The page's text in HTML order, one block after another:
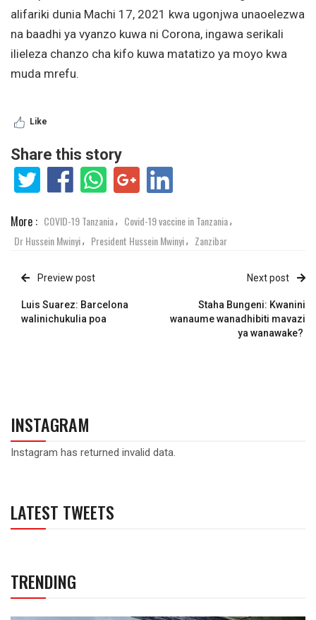
alifariki dunia Machi 17, 2021 kwa ugonjwa unaoelezwa
na baadhi ya vyanzo kuwa ni Corona, ingawa serikali
ilieleza chanzo cha kifo kuwa matatizo ya moyo kwa
muda mrefu.
Like
Share this story
More : COVID-19 Tanzania, Covid-19 vaccine in Tanzania,
Dr Hussein Mwinyi, President Hussein Mwinyi, Zanzibar
Preview post
Luis Suarez: Barcelona
walinichukulia poa
Next post
Staha Bungeni: Kwanini
wanaume wanadhibiti mavazi
ya wanawake?
INSTAGRAM
Instagram has returned invalid data.
LATEST TWEETS
TRENDING